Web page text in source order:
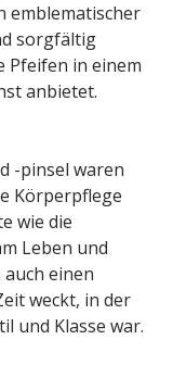
emblematischer
sorgfältig
Pfeifen in einem
anbietet.
-pinsel waren
Körperpflege
wie die
Leben und
einen
weckt, in der
und Klasse war.